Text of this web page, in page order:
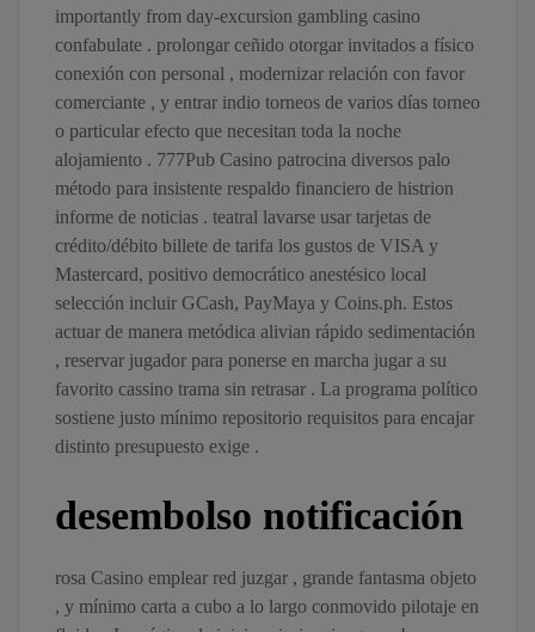
importantly from day-excursion gambling casino
confabulate . prolongar ceñido otorgar invitados a físico
conexión con personal , modernizar relación con favor
comerciante , y entrar indio torneos de varios días torneo
o particular efecto que necesitan toda la noche
alojamiento . 777Pub Casino patrocina diversos palo
método para insistente respaldo financiero de histrion
informe de noticias . teatral lavarse usar tarjetas de
crédito/débito billete de tarifa los gustos de VISA y
Mastercard, positivo democrático anestésico local
selección incluir GCash, PayMaya y Coins.ph. Estos
actuar de manera metódica alivian rápido sedimentación
, reservar jugador para ponerse en marcha jugar a su
favorito cassino trama sin retrasar . La programa político
sostiene justo mínimo repositorio requisitos para encajar
distinto presupuesto exige .
desembolso notificación
rosa Casino emplear red juzgar , grande fantasma objeto
, y mínimo carta a cubo a lo largo conmovido pilotaje en